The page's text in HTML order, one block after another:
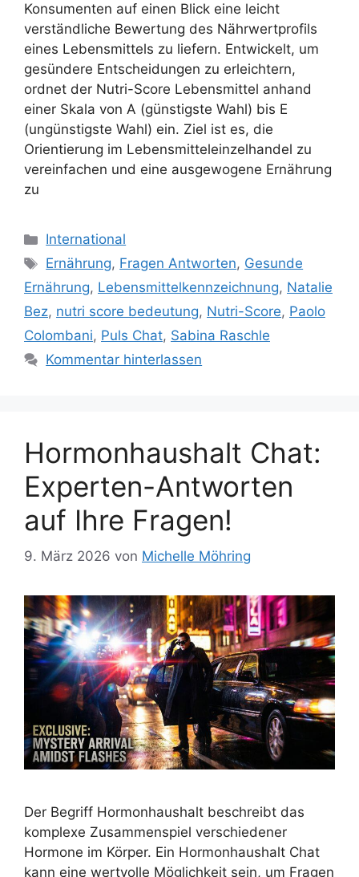
Konsumenten auf einen Blick eine leicht
verständliche Bewertung des Nährwertprofils
eines Lebensmittels zu liefern. Entwickelt, um
gesündere Entscheidungen zu erleichtern,
ordnet der Nutri-Score Lebensmittel anhand
einer Skala von A (günstigste Wahl) bis E
(ungünstigste Wahl) ein. Ziel ist es, die
Orientierung im Lebensmitteleinzelhandel zu
vereinfachen und eine ausgewogene Ernährung
zu
Kategorien
International
Schlagwörter
Ernährung, Fragen Antworten, Gesunde
Ernährung, Lebensmittelkennzeichnung, Natalie
Bez, nutri score bedeutung, Nutri-Score, Paolo
Colombani, Puls Chat, Sabina Raschle
Kommentar hinterlassen
Hormonhaushalt Chat:
Experten-Antworten
auf Ihre Fragen!
9. März 2026 von Michelle Möhring
Der Begriff Hormonhaushalt beschreibt das
komplexe Zusammenspiel verschiedener
Hormone im Körper. Ein Hormonhaushalt Chat
kann eine wertvolle Möglichkeit sein, um Fragen